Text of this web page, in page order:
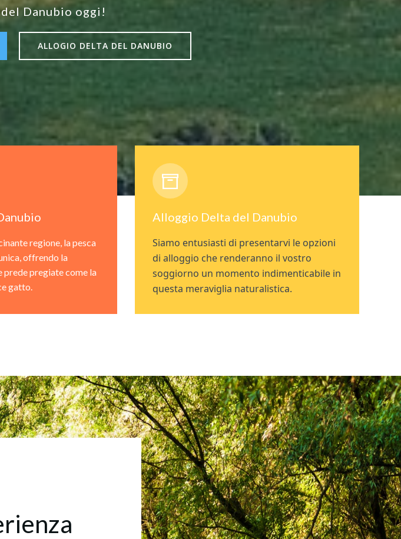
Danubio oggi!
ALLOGIO DELTA DEL DANUBIO
regione, la pesca
offrendo la
pregiate come la
gatto.
Alloggio Delta del Danubio
Siamo entusiasti di presentarvi le opzioni
di alloggio che renderanno il vostro
soggiorno un momento indimenticabile in
questa meraviglia naturalistica.